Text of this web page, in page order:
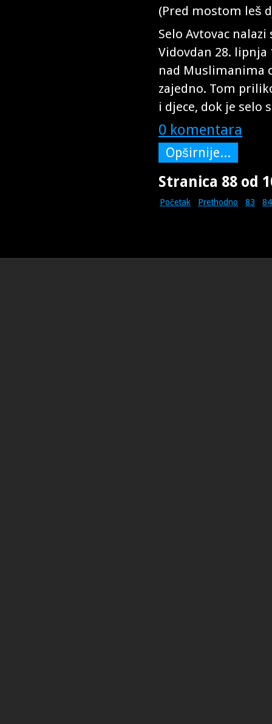
(Pred mostom leš
Selo Avtovac
Vidovdan 28.
nad Muslimanima
zajedno. Tom
i djece, dok je selo
0 komentara
Opširnije...
Stranica 88 od
Početak Prethodno 83 84